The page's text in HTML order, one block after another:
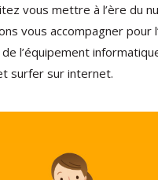
vous mettre à l’ère du
vous accompagner pour
de l’équipement
surfer sur internet.